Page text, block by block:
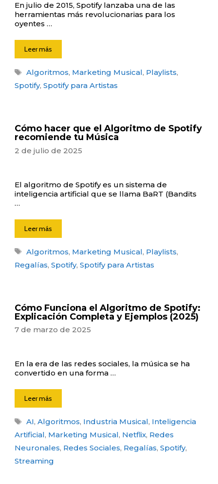
En julio de 2015, Spotify lanzaba una de las
herramientas más revolucionarias para los
oyentes …
Leer más
Etiquetas
Algoritmos, Marketing Musical, Playlists,
Spotify, Spotify para Artistas
Cómo hacer que el Algoritmo de Spotify
recomiende tu Música
2 de julio de 2025
El algoritmo de Spotify es un sistema de
inteligencia artificial que se llama BaRT (Bandits
…
Leer más
Etiquetas
Algoritmos, Marketing Musical, Playlists,
Regalías, Spotify, Spotify para Artistas
Cómo Funciona el Algoritmo de Spotify:
Explicación Completa y Ejemplos (2025)
7 de marzo de 2025
En la era de las redes sociales, la música se ha
convertido en una forma …
Leer más
Etiquetas
AI, Algoritmos, Industria Musical, Inteligencia
Artificial, Marketing Musical, Netflix, Redes
Neuronales, Redes Sociales, Regalías, Spotify,
Streaming